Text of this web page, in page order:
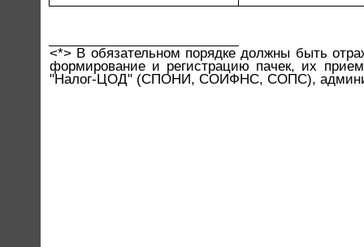
<*> В обязательном порядке должны быть
формирование и регистрацию пачек, их
"Налог-ЦОД" (СПОНИ, СОИФНС, СОПС),